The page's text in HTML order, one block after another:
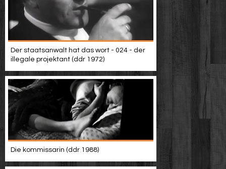
Der staatsanwalt hat das wort - 024 - der
illegale projektant (ddr 1972)
Die kommissarin (ddr 1988)